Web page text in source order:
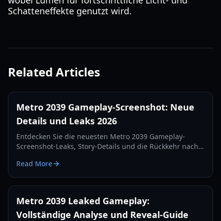
Schatteneffekte genutzt wird.
Related Articles
Metro 2039 Gameplay-Screenshot: Neue
Details und Leaks 2026
Entdecken Sie die neuesten Metro 2039 Gameplay-
Screenshot-Leaks, Story-Details und die Rückkehr nach
Games im Jahr 2026 wissen.
Read More
Metro 2039 Leaked Gameplay:
Vollständige Analyse und Reveal-Guide